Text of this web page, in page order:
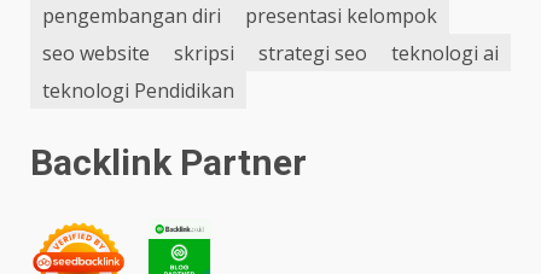
pengembangan diri
presentasi kelompok
seo website
skripsi strategi seo
teknologi ai
teknologi Pendidikan
Backlink Partner